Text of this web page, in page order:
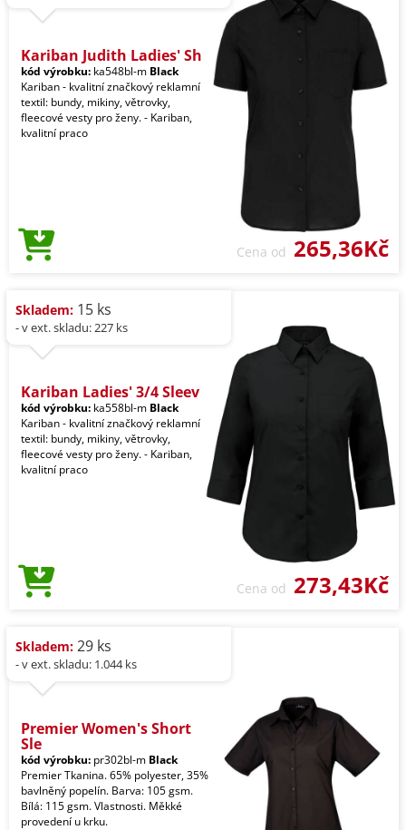
Kariban Judith Ladies' Sh
kód výrobku: ka548bl-m Black
Kariban - kvalitní značkový reklamní
textil: bundy, mikiny, větrovky,
fleecové vesty pro ženy. - Kariban,
kvalitní praco
Cena od 265,36Kč
Skladem: 15 ks
- v ext. skladu: 227 ks
Kariban Ladies' 3/4 Sleev
kód výrobku: ka558bl-m Black
Kariban - kvalitní značkový reklamní
textil: bundy, mikiny, větrovky,
fleecové vesty pro ženy. - Kariban,
kvalitní praco
Cena od 273,43Kč
Skladem: 29 ks
- v ext. skladu: 1.044 ks
Premier Women's Short
Sle
kód výrobku: pr302bl-m Black
Premier Tkanina. 65% polyester, 35%
bavlněný popelín. Barva: 105 gsm.
Bílá: 115 gsm. Vlastnosti. Měkké
provedení u krku.